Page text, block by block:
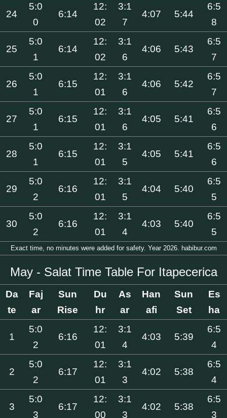
24
5:0
0
6:14
12:
02
3:1
7
4:07 5:44
6:5
8
25
5:0
1
6:14
12:
02
3:1
6
4:06 5:43
6:5
7
26
5:0
1
6:15
12:
01
3:1
6
4:06 5:42
6:5
7
27
5:0
1
6:15
12:
01
3:1
6
4:05 5:41
6:5
6
28
5:0
1
6:15
12:
01
3:1
5
4:05 5:41
6:5
6
29
5:0
2
6:16
12:
01
3:1
5
4:04 5:40
6:5
5
30
5:0
2
6:16
12:
01
3:1
4
4:03 5:40
6:5
5
Exact time, no minutes were added for safety. Year 2026. habibur.com
May - Salat Time Table For Itapecerica
Da
te
Faj
ar
Sun
Rise
Du
hr
As
ar
Han
afi
Sun
Set
Es
ha
1
5:0
2
6:16
12:
01
3:1
4
4:03 5:39
6:5
4
2
5:0
2
6:17
12:
01
3:1
3
4:02 5:38
6:5
4
3
5:0
3
6:17
12:
00
3:1
3
4:02 5:38
6:5
3